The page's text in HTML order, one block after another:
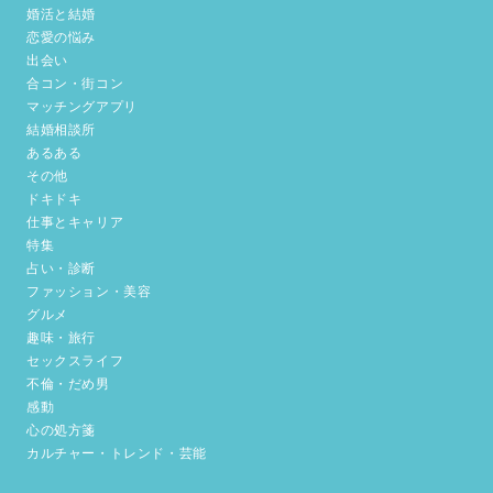
婚活と結婚
恋愛の悩み
出会い
合コン・街コン
マッチングアプリ
結婚相談所
あるある
その他
ドキドキ
仕事とキャリア
特集
占い・診断
ファッション・美容
グルメ
趣味・旅行
セックスライフ
不倫・だめ男
感動
心の処方箋
カルチャー・トレンド・芸能